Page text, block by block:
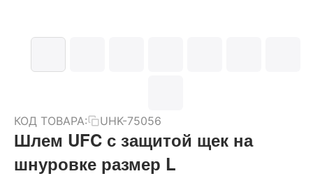
КОД ТОВАРА: UHK-75056
Шлем UFC с защитой щек на
шнуровке размер L